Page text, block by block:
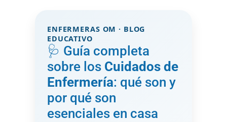
ENFERMERAS OM · BLOG
EDUCATIVO
🩺 Guía completa
sobre los Cuidados de
Enfermería: qué son y
por qué son
esenciales en casa